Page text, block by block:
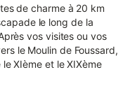
de charme à 20 km
le long de la
le Moulin de Foussard,
XIème et le XIXème